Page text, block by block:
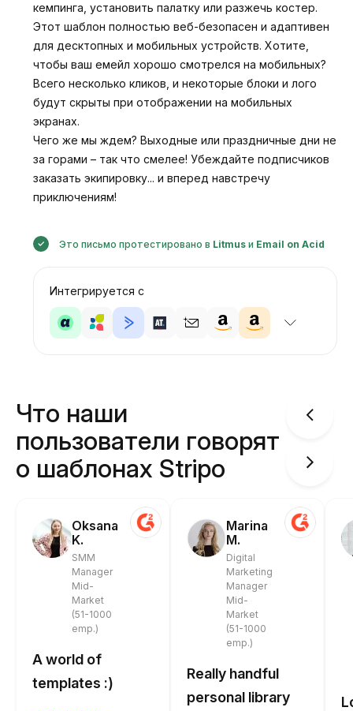
кемпинга, установить палатку или разжечь костер.
Этот шаблон полностью веб-безопасен и адаптивен
для десктопных и мобильных устройств. Хотите,
чтобы ваш емейл хорошо смотрелся на мобильных?
Всего несколько кликов, и некоторые блоки и лого
будут скрыты при отображении на мобильных
экранах.
Чего же мы ждем? Выходные или праздничные дни не
за горами – так что смелее! Убеждайте подписчиков
заказать экипировку... и вперед навстречу
приключениям!
Это письмо протестировано в Litmus и Email on Acid
Интегрируется с
Что наши
пользователи говорят
о шаблонах Stripo
Oksana
K.
SMM
Manager
Mid-
Market
(51-1000
emp.)
A world of
templates :)
Marina
M.
Digital
Marketing
Manager
Mid-
Market
(51-1000
emp.)
Really handful
personal library